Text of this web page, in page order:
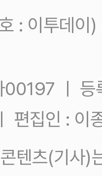
: 이투데
00197 ㅣ
편집인 : 이
텐츠(기사)